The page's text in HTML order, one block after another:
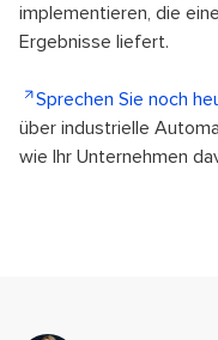
implementieren, die
Ergebnisse liefert.
Sprechen Sie noch
über industrielle
wie Ihr Unternehmen